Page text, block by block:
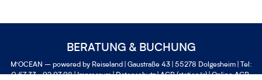
BERATUNG & BUCHUNG
M'OCEAN – powered by Reiseland | Gaustraße 43 | 55278 Dolgesheim | Tel:
0 67 33 - 92 97 98 |Impressum|Datenschutz|AGB (stationär)|Online AGB